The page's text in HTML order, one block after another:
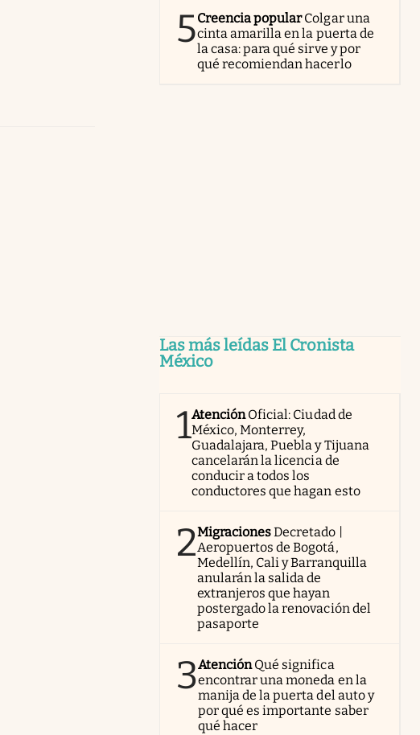
5Creencia popularColgar una
cinta amarilla en la puerta de
la casa: para qué sirve y por
qué recomiendan hacerlo
Las más leídas El Cronista
México
1AtenciónOficial: Ciudad de
México, Monterrey,
Guadalajara, Puebla y Tijuana
cancelarán la licencia de
conducir a todos los
conductores que hagan esto
2MigracionesDecretado |
Aeropuertos de Bogotá,
Medellín, Cali y Barranquilla
anularán la salida de
extranjeros que hayan
postergado la renovación del
pasaporte
3AtenciónQué significa
encontrar una moneda en la
manija de la puerta del auto y
por qué es importante saber
qué hacer